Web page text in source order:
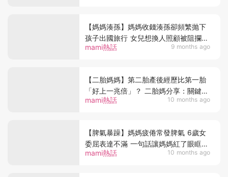
mami熱話 9 months ago
【媽媽湊孫】媽媽收錢湊孫卻頻繁抛下
孩子出國旅行 女兒想換人照顧被阻攔
網民看完一語道破真相
mami熱話 10 months ago
【二胎媽媽】第二胎產後經歷比第一胎
「好上一兆倍」？ 二胎媽分享：關鍵在
「這5個心態改變」
mami熱話 10 months ago
【脾氣暴躁】媽媽疲倦常發脾氣 6歲女
委屈表達不滿 一句話讓媽媽紅了眼眶：
原來孩子一直看著